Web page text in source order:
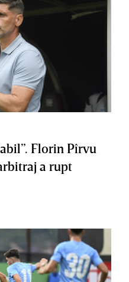
Florin Pîrvu
a rupt